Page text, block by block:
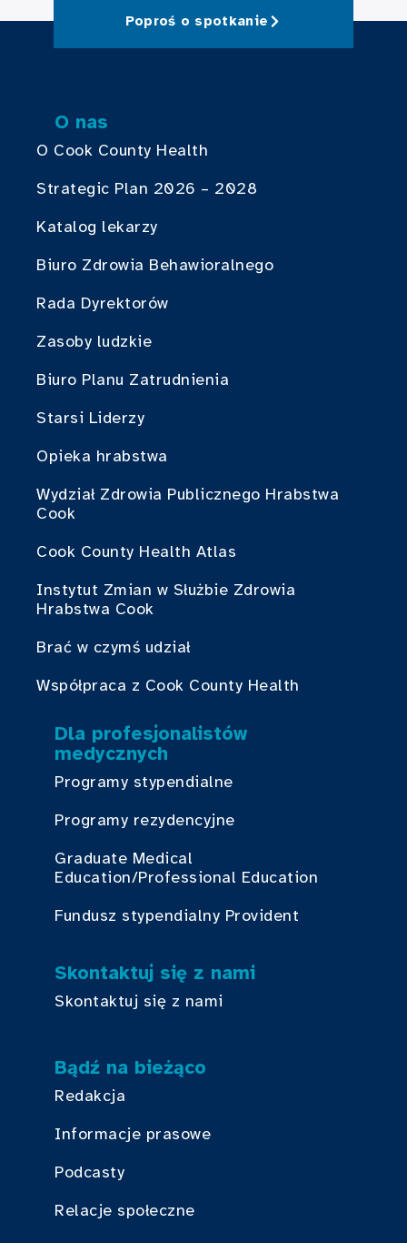
Poproś o spotkanie
O nas
O Cook County Health
Strategic Plan 2026 – 2028
Katalog lekarzy
Biuro Zdrowia Behawioralnego
Rada Dyrektorów
Zasoby ludzkie
Biuro Planu Zatrudnienia
Starsi Liderzy
Opieka hrabstwa
Wydział Zdrowia Publicznego Hrabstwa
Cook
Cook County Health Atlas
Instytut Zmian w Służbie Zdrowia
Hrabstwa Cook
Brać w czymś udział
Współpraca z Cook County Health
Dla profesjonalistów
medycznych
Programy stypendialne
Programy rezydencyjne
Graduate Medical
Education/Professional Education
Fundusz stypendialny Provident
Skontaktuj się z nami
Skontaktuj się z nami
Bądź na bieżąco
Redakcja
Informacje prasowe
Podcasty
Relacje społeczne